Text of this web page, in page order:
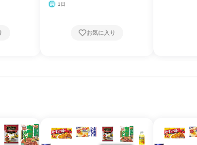
1日
お気に入り